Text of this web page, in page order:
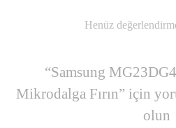
Henüz
“Samsung
Mikrodalga Fırın” için
olun